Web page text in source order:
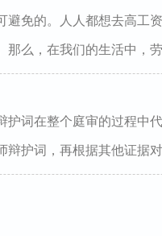
避免的。人人都想去高工
那么，在我们的生活中，
护词在整个庭审的过程中
辩护词，再根据其他证据